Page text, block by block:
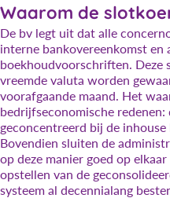
Waarom de
De bv legt uit dat alle
interne bankovereenkomst en
boekhoudvoorschriften. Deze
vreemde valuta worden
voorafgaande maand. Het
bedrijfseconomische
geconcentreerd bij de
Bovendien sluiten de
op deze manier goed op
opstellen van de
systeem al decennialang